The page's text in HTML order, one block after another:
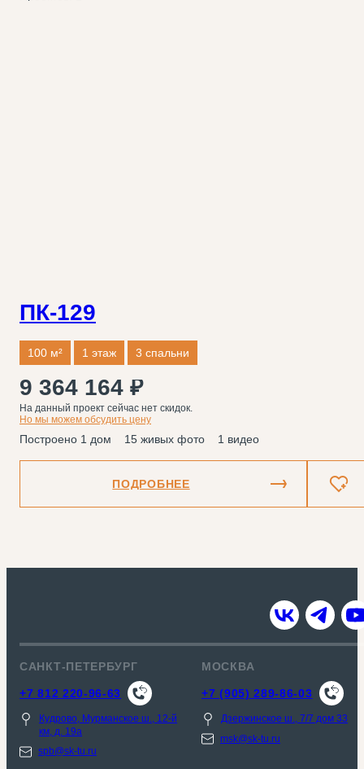
ПК-129
100 м² 1 этаж 3 спальни
9 364 164 ₽
На данный проект сейчас нет скидок.
Но мы можем обсудить цену
ПОДРОБНЕЕ
Построено 1 дом 15 живых фото 1 видео
САНКТ-ПЕТЕРБУРГ
+7 812 220-96-63
Кудрово, Мурманское ш., 12-й
км, д. 19a
spb@sk-tu.ru
МОСКВА
+7 (905) 289-86-03
Дзержинское ш., 7/7 дом 33
msk@sk-tu.ru